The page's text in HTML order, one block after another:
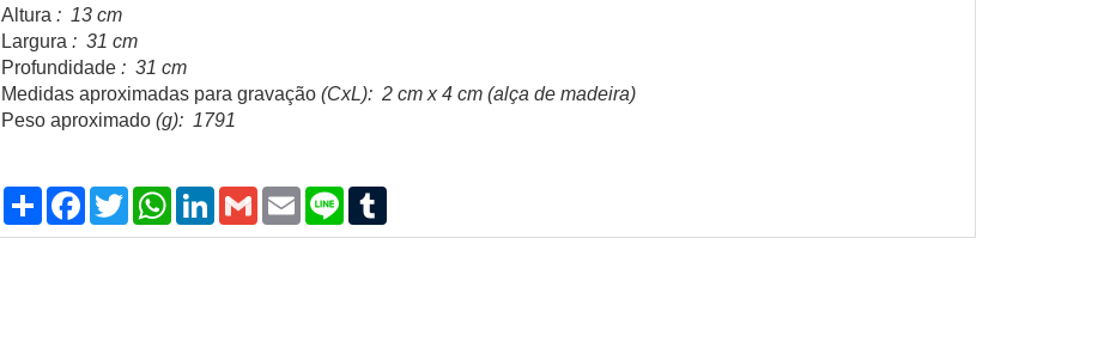
Altura : 13 cm
Largura : 31 cm
Profundidade : 31 cm
Medidas aproximadas para gravação (CxL): 2 cm x 4 cm (alça de madeira)
Peso aproximado (g): 1791
Compartilhar
Facebook
TwitterWhatsApp
LinkedIn
GmailEmailLine